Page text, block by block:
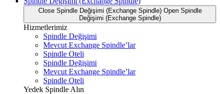
Close Spindle Değişimi (Exchange Spindle) Open Spindle
Değişimi (Exchange Spindle)
Hizmetlerimiz
Spindle Değişimi
Mevcut Exchange Spindle’lar
Spindle Oteli
Spindle Değişimi
Mevcut Exchange Spindle’lar
Spindle Oteli
Yedek Spindle Alın